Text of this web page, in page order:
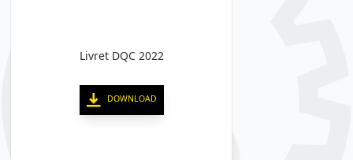
Livret DQC 2022
DOWNLOAD